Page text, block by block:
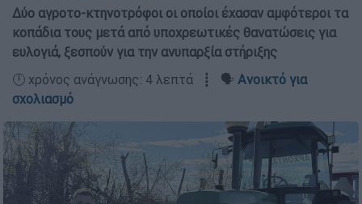
Δύο αγροτο-κτηνοτρόφοι οι οποίοι έχασαν αμφότεροι τα
κοπάδια τους μετά από υποχρεωτικές θανατώσεις για
ευλογιά, ξεσπούν για την ανυπαρξία στήριξης
🕛 χρόνος ανάγνωσης: 4 λεπτά ┋ 🗣️ Ανοικτό για
σχολιασμό